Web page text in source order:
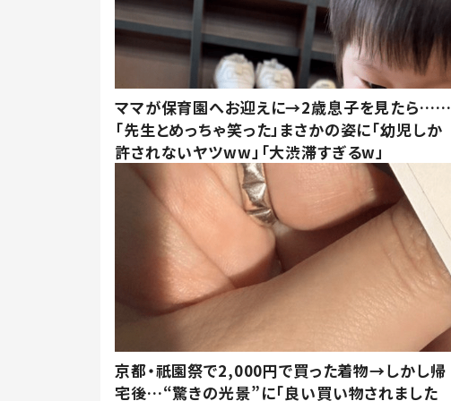
ママが保育園へお迎えに→2歳息子を見たら……
「先生とめっちゃ笑った」まさかの姿に「幼児しか
許されないヤツww」「大渋滞すぎるw」
京都・祇園祭で2,000円で買った着物→しかし帰
宅後…“驚きの光景”に「良い買い物されました